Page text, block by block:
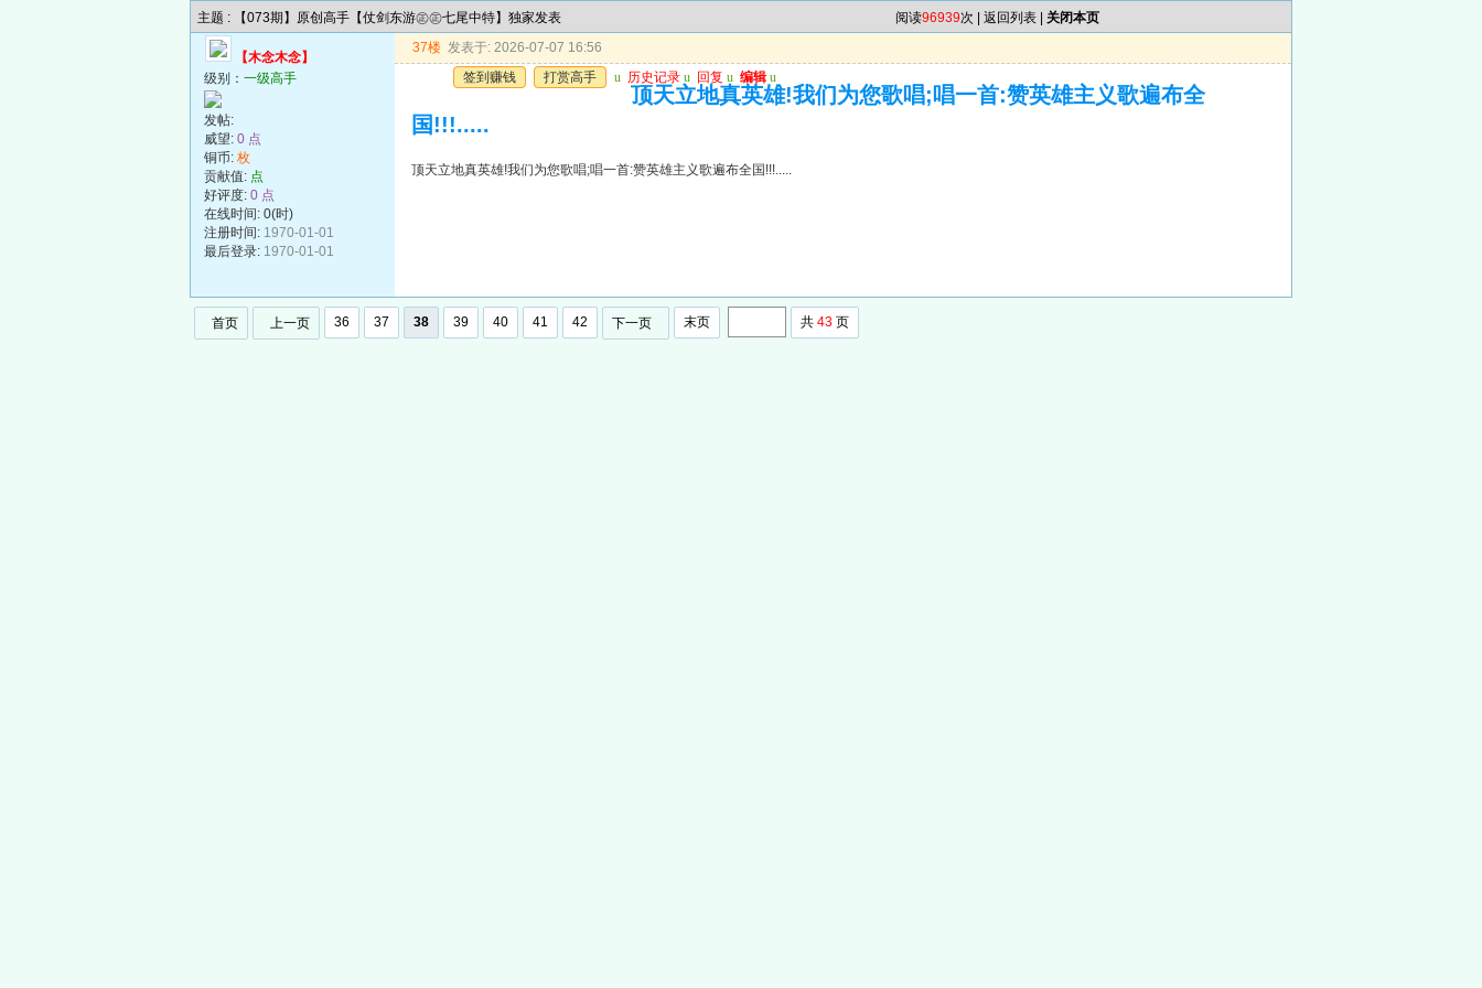
主题 : 【073期】原创高手【仗剑东游㊣㊣七尾中特】独家发表 阅读96939次 | 返回列表 关闭本页
【木念木念】
级别： 一级高手
发帖:
威望: 0 点
铜币: 枚
贡献值: 点
好评度: 0 点
在线时间: 0(时)
注册时间: 1970-01-01
最后登录: 1970-01-01
37楼 发表于: 2026-07-07 16:56
签到赚钱
打赏高手 u 历史记录 u 回复 u 编辑 u
顶天立地真英雄!我们为您歌唱;唱一首:赞英雄主义歌遍布全
国!!!.....
顶天立地真英雄!我们为您歌唱;唱一首:赞英雄主义歌遍布全国!!!.....
首页 上一页 36 37 38 39 40 41 42 下一页 末页 共 43 页